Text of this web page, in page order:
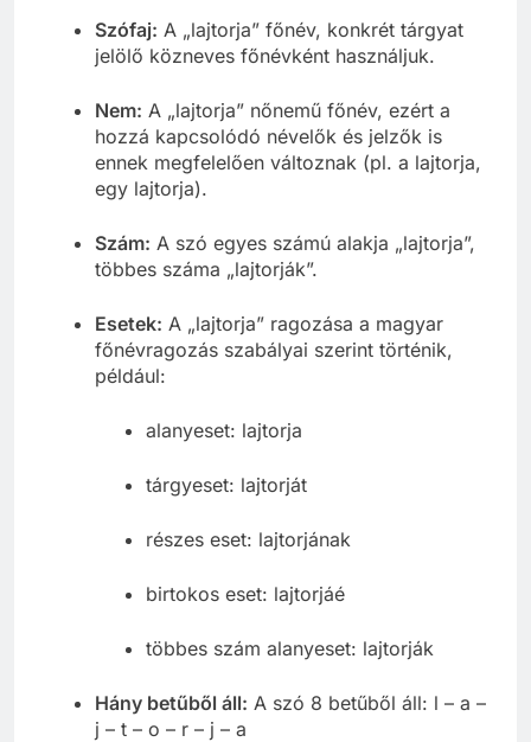
Szófaj: A „lajtorja” főnév, konkrét tárgyat
jelölő közneves főnévként használjuk.
Nem: A „lajtorja” nőnemű főnév, ezért a
hozzá kapcsolódó névelők és jelzők is
ennek megfelelően változnak (pl. a lajtorja,
egy lajtorja).
Szám: A szó egyes számú alakja „lajtorja”,
többes száma „lajtorják”.
Esetek: A „lajtorja” ragozása a magyar
főnévragozás szabályai szerint történik,
például:
alanyeset: lajtorja
tárgyeset: lajtorját
részes eset: lajtorjának
birtokos eset: lajtorjáé
többes szám alanyeset: lajtorják
Hány betűből áll: A szó 8 betűből áll: l – a –
j – t – o – r – j – a